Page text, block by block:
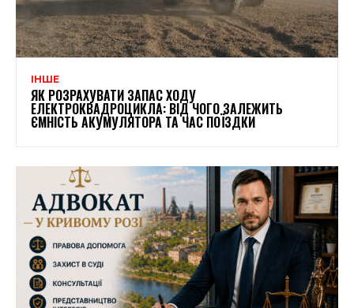
ІНШЕ
ЯК РОЗРАХУВАТИ ЗАПАС ХОДУ
ЕЛЕКТРОКВАДРОЦИКЛА: ВІД ЧОГО ЗАЛЕЖИТЬ
ЄМНІСТЬ АКУМУЛЯТОРА ТА ЧАС ПОЇЗДКИ